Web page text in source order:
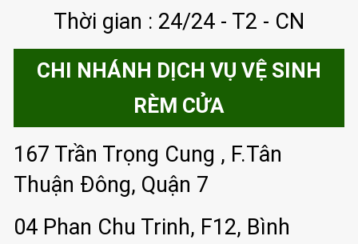
Thời gian : 24/24 - T2 - CN
CHI NHÁNH DỊCH VỤ VỆ SINH
RÈM CỬA
167 Trần Trọng Cung , F.Tân
Thuận Đông, Quận 7
04 Phan Chu Trinh, F12, Bình